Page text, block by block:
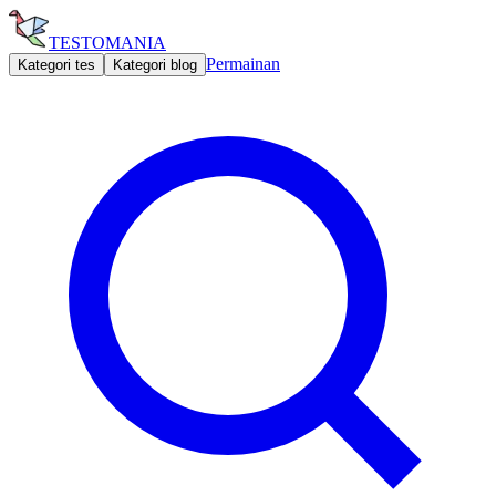
TESTOMANIA
Kategori tes Kategori blog Permainan